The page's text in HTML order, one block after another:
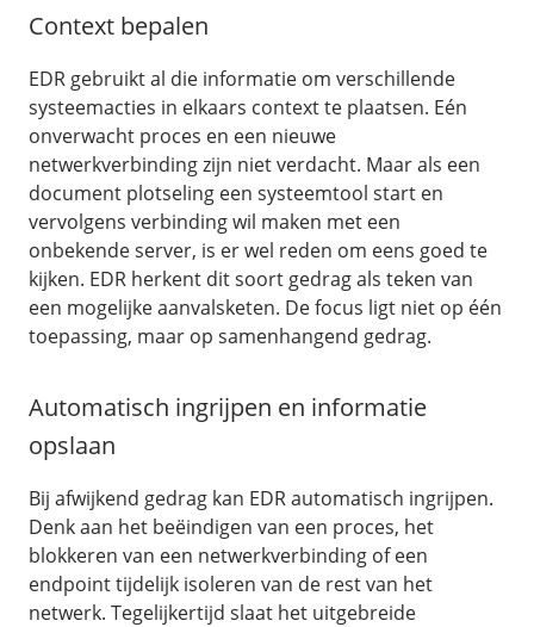
Context bepalen
EDR gebruikt al die informatie om verschillende
systeemacties in elkaars context te plaatsen. Eén
onverwacht proces en een nieuwe
netwerkverbinding zijn niet verdacht. Maar als een
document plotseling een systeemtool start en
vervolgens verbinding wil maken met een
onbekende server, is er wel reden om eens goed te
kijken. EDR herkent dit soort gedrag als teken van
een mogelijke aanvalsketen. De focus ligt niet op één
toepassing, maar op samenhangend gedrag.
Automatisch ingrijpen en informatie
opslaan
Bij afwijkend gedrag kan EDR automatisch ingrijpen.
Denk aan het beëindigen van een proces, het
blokkeren van een netwerkverbinding of een
endpoint tijdelijk isoleren van de rest van het
netwerk. Tegelijkertijd slaat het uitgebreide